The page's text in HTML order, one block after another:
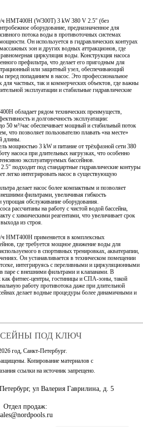
ч HMT400H (W300T) 3 kW 380 V 2.5″ (без
оборудование, предназначенное для
потока воды в противоточных системах
Он используется в гидравлических контурах
зон и других водных аттракционов, где
циркуляция воды. Конструкция насоса
префильтра, что делает его пригодным для
или защитный узел, обеспечивающий
перед попаданием в насос. Это профессиональное
для частных, так и коммерческих объектов, где важны
эксплуатации и стабильные гидравлические
обладает рядом технических преимуществ,
и долговечность эксплуатации:
50 м³/час обеспечивает мощный и стабильный поток
что позволяет пользователю плавать «на месте»
длины.
мощностью 3 kW и питание от трёхфазной сети 380
насоса при длительных нагрузках, что особенно
эксплуатируемых бассейнов.
подходит под стандартные гидравлические контуры
легко интегрировать насос в существующую
делает насос более компактным и позволяет
фильтрами, увеличивая гибкость
упрощая обслуживание оборудования.
рассчитаны на работу с чистой водой бассейна,
с химическими реагентами, что увеличивает срок
из строя.
ч HMT400H применяется в комплексных
где требуется мощное движение воды для
в спортивных тренировках, акватерапии,
Он устанавливается в техническом помещении
интегрируясь с переливными и циркуляционными
в паре с внешними фильтрами и клапанами. В
как фитнес-центры, гостиницы и СПА-зоны, такой
работу противотока даже при длительной
делает водные процедуры более динамичными и
ПОД КЛЮЧ
год, Санкт-Петербург.
Копирование материалов с
ссылки на источник запрещено.
ул Валерия Гаврилина, д. 5
Отдел продаж: